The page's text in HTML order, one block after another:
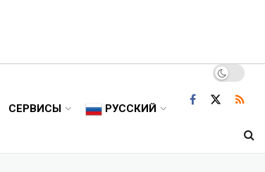
СЕРВИСЫ РУССКИЙ